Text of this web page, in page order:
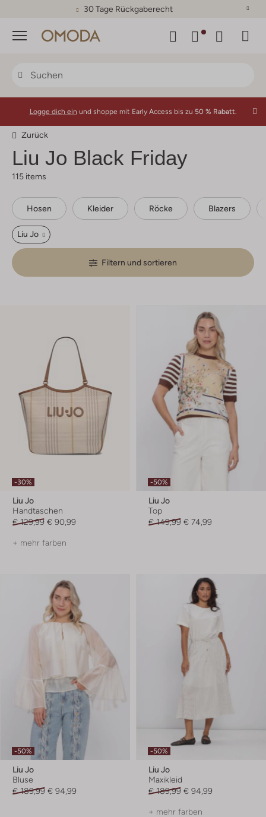
30 Tage Rückgaberecht
Menü
Logge dich ein und shoppe mit Early Access bis zu 50 % Rabatt.
Zurück
Liu Jo Black Friday
115 items
Hosen Kleider Röcke Blazers
Liu Jo
Filtern und sortieren
-30%
Liu Jo
Handtaschen
€ 129,99 € 90,99
+ mehr farben
-50%
Liu Jo
Top
€ 149,99 € 74,99
-50%
Liu Jo
Bluse
€ 189,99 € 94,99
-50%
Liu Jo
Maxikleid
€ 189,99 € 94,99
+ mehr farben